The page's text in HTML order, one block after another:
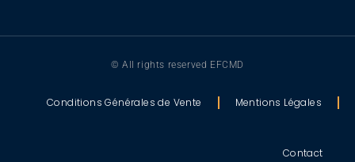
© All rights reserved EFCMD
Conditions Générales de Vente Mentions Légales
Contact